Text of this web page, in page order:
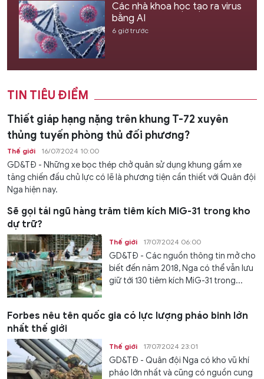
Các nhà khoa học tạo ra virus
bằng AI
6 giờ trước
TIN TIÊU ĐIỂM
Thiết giáp hạng nặng trên khung T-72 xuyên
thủng tuyến phòng thủ đối phương?
Thế giới 16/07/2024 10:00
GD&TĐ - Những xe bọc thép chở quân sử dụng khung gầm xe
tăng chiến đấu chủ lực có lẽ là phương tiện cần thiết với Quân đội
Nga hiện nay.
Sẽ gọi tái ngũ hàng trăm tiêm kích MiG-31 trong kho
dự trữ?
Thế giới 17/07/2024 06:00
GD&TĐ - Các nguồn thông tin mở cho
biết đến năm 2018, Nga có thể vẫn lưu
giữ tới 130 tiêm kích MiG-31 trong...
Forbes nêu tên quốc gia có lực lượng pháo binh lớn
nhất thế giới
Thế giới 17/07/2024 23:01
GD&TĐ - Quân đội Nga có kho vũ khí
pháo lớn nhất và cũng có nguồn cung